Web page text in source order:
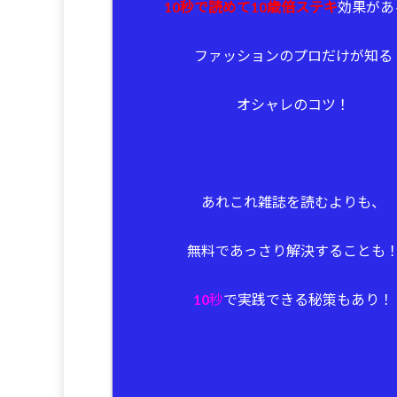
10秒で読めて10歳倍ステキ効果が
ファッションのプロだけが知る
オシャレのコツ！
あれこれ雑誌を読むよりも、
無料であっさり解決することも
10秒で実践できる秘策もあり！